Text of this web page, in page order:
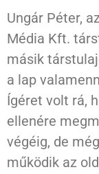
Ungár Péter,
Média Kft.
másik
a lap
Ígéret volt rá,
ellenére
végéig, de
működik az